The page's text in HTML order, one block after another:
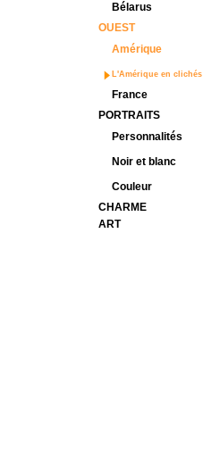
Bélarus
OUEST
Amérique
L'Amérique en clichés
France
PORTRAITS
Personnalités
Noir et blanc
Couleur
CHARME
ART